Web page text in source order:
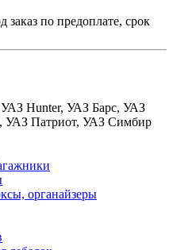
заказ по предоплате, срок
Hunter, УАЗ Барс, УАЗ
УАЗ Патриот, УАЗ Симбир
органайзеры